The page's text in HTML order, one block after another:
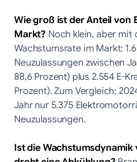
Wie groß ist der Anteil
Markt? Noch klein, aber
Wachstumsrate im Markt:
Neuzulassungen zwischen
88,6 Prozent) plus 2.554 E-
Prozent). Zum Vergleich:
Jahr nur 5.375
Neuzulassungen.
Ist die